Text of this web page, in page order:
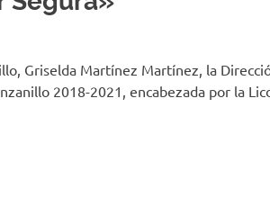
Griselda Martínez Martínez, la
2018-2021, encabezada por la